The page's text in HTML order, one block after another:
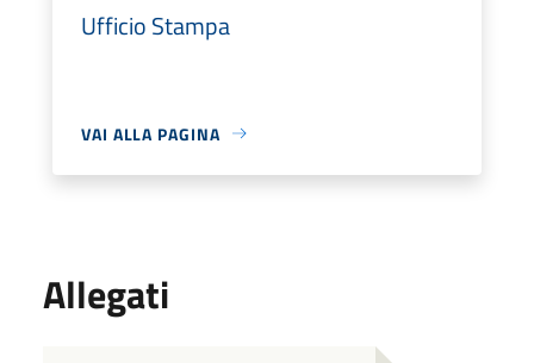
Ufficio Stampa
VAI ALLA PAGINA
Allegati